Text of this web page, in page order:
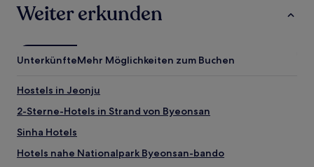
Weiter erkunden
UnterkünfteMehr Möglichkeiten zum Buchen
Hostels in Jeonju
2-Sterne-Hotels in Strand von Byeonsan
Sinha Hotels
Hotels nahe Nationalpark Byeonsan-bando